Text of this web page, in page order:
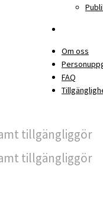
Om oss
FAQ
tillgängliggör
tillgängliggör